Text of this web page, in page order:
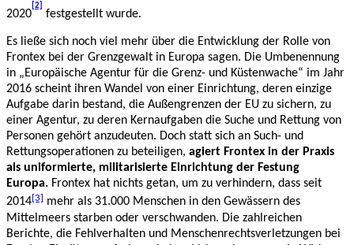
2020
[2]
festgestellt wurde.
Es ließe sich noch viel mehr über die Entwicklung der Rolle von
Frontex bei der Grenzgewalt in Europa sagen. Die Umbenennung
in „Europäische Agentur für die Grenz- und Küstenwache“ im Jahr
2016 scheint ihren Wandel von einer Einrichtung, deren einzige
Aufgabe darin bestand, die Außengrenzen der EU zu sichern, zu
einer Agentur, zu deren Kernaufgaben die Suche und Rettung von
Personen gehört anzudeuten. Doch statt sich an Such- und
Rettungsoperationen zu beteiligen, agiert Frontex in der Praxis
als uniformierte, militarisierte Einrichtung der Festung
Europa. Frontex hat nichts getan, um zu verhindern, dass seit
2014[3] mehr als 31.000 Menschen in den Gewässern des
Mittelmeers starben oder verschwanden. Die zahlreichen
Berichte, die Fehlverhalten und Menschenrechtsverletzungen bei